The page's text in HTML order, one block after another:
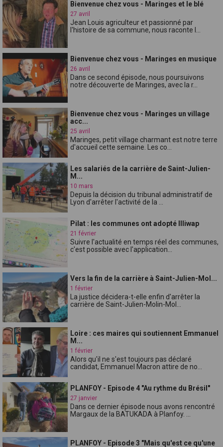
Bienvenue chez vous - Maringes et le blé
27 avril
Jean Louis agriculteur et passionné par
l'histoire de sa commune, nous raconte l...
Bienvenue chez vous - Maringes en musique
26 avril
Dans ce second épisode, nous poursuivons
notre découverte de Maringes, avec la r...
Bienvenue chez vous - Maringes un village
acc...
25 avril
Maringes, petit village charmant est notre terre
d'accueil cette semaine. Les co...
Les salariés de la carrière de Saint-Julien-
M...
10 mars
Depuis la décision du tribunal administratif de
Lyon d'arrêter l'activité de la ...
Pilat : les communes ont adopté Illiwap
21 février
Suivre l'actualité en temps réel des communes,
c'est possible avec l'application...
Vers la fin de la carrière à Saint-Julien-Mol...
1 février
La justice décidera-t-elle enfin d'arrêter la
carrière de Saint-Julien-Molin-Mol...
Loire : ces maires qui soutiennent Emmanuel
M...
1 février
Alors qu'il ne s'est toujours pas déclaré
candidat, Emmanuel Macron attire de no...
PLANFOY - Episode 4 "Au rythme du Brésil"
27 janvier
Dans ce dernier épisode nous avons rencontré
Margaux de la BATUKADA à Planfoy. ...
PLANFOY - Episode 3 "Mais qu'est ce qu'une